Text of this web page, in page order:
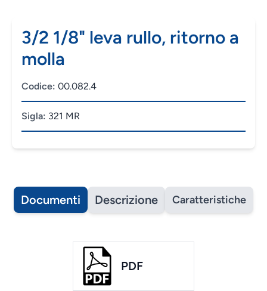
3/2 1/8" leva rullo, ritorno a
molla
Codice: 00.082.4
Sigla: 321 MR
Documenti Descrizione Caratteristiche
PDF